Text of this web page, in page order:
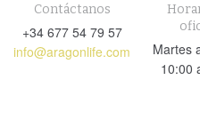
Contáctanos
+34 677 54 79 57
info@aragonlife.com
Martes
10:00